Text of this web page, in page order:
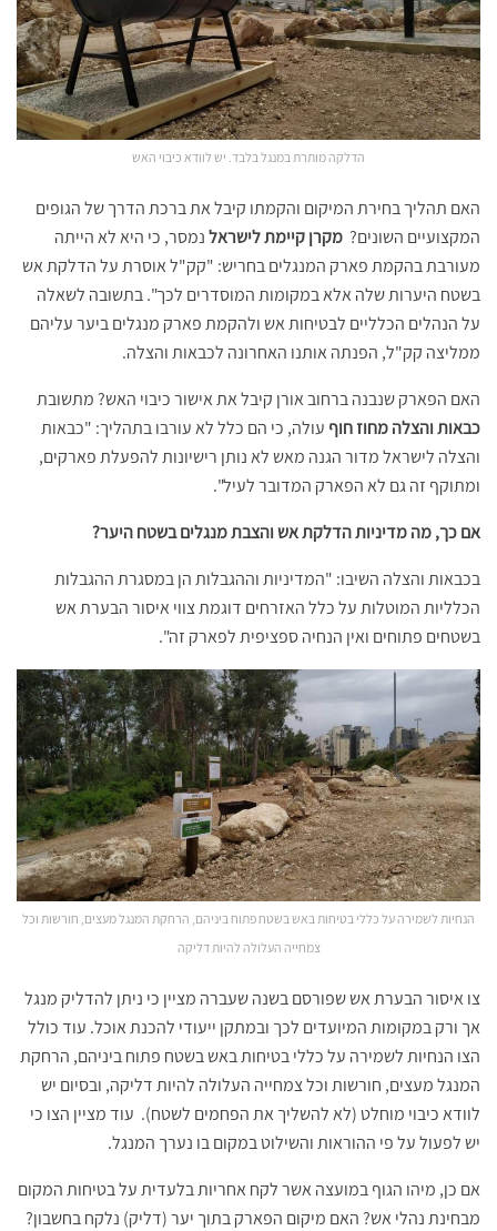
הדלקה מותרת במנגל בלבד. יש לוודא כיבוי האש
האם תהליך בחירת המיקום והקמתו קיבל את ברכת הדרך של הגופים
המקצועיים השונים? מקרן קיימת לישראלנמסר, כי היא לא הייתה
מעורבת בהקמת פארק המנגלים בחריש: "קק"ל אוסרת על הדלקת אש
בשטח היערות שלה אלא במקומות המוסדרים לכך". בתשובה לשאלה
על הנהלים הכלליים לבטיחות אש ולהקמת פארק מנגלים ביער עליהם
ממליצה קק"ל, הפנתה אותנו האחרונה לכבאות והצלה.
האם הפארק שנבנה ברחוב אורן קיבל את אישור כיבוי האש? מתשובת
כבאות והצלהמחוז חוף עולה, כי הם כלל לא עורבו בתהליך: "כבאות
והצלה לישראל מדור הגנה מאש לא נותן רישיונות להפעלת פארקים,
ומתוקף זה גם לא הפארק המדובר לעיל".
אם כך, מה מדיניות הדלקת אש והצבת מנגלים בשטח היער?
בכבאות והצלה השיבו: "המדיניות וההגבלות הן במסגרת ההגבלות
הכלליות המוטלות על כלל האזרחים דוגמת צווי איסור הבערת אש
בשטחים פתוחים ואין הנחיה ספציפית לפארק זה".
הנחיות לשמירה על כללי בטיחות באש בשטח פתוח ביניהם, הרחקת המנגל מעצים, חורשות וכל
צמחייה העלולה להיות דליקה
צו איסור הבערת אש שפורסם בשנה שעברה מציין כי ניתן להדליק מנגל
אך ורק במקומות המיועדים לכך ובמתקן ייעודי להכנת אוכל. עוד כולל
הצו הנחיות לשמירה על כללי בטיחות באש בשטח פתוח ביניהם, הרחקת
המנגל מעצים, חורשות וכל צמחייה העלולה להיות דליקה, ובסיום יש
לוודא כיבוי מוחלט (לא להשליך את הפחמים לשטח). עוד מציין הצו כי
יש לפעול על פי ההוראות והשילוט במקום בו נערך המנגל.
אם כן, מיהו הגוף במועצה אשר לקח אחריות בלעדית על בטיחות המקום
מבחינת נהלי אש? האם מיקום הפארק בתוך יער (דליק) נלקח בחשבון?